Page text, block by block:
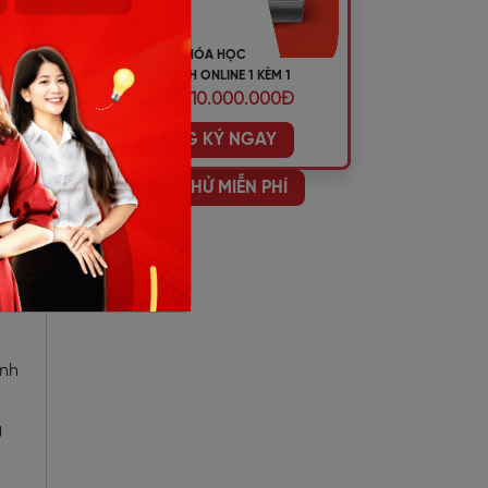
KHÓA HỌC
TIẾNG ANH ONLINE 1 KÈM 1
ƯU ĐÃI 10.000.000Đ
ĐĂNG KÝ NGAY
HỌC THỬ MIỄN PHÍ